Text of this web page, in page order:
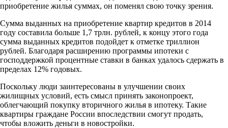
приобретение жилья суммах, он поменял свою точку зрения.
Сумма выданных на приобретение квартир кредитов в 2014
году составила больше 1,7 трлн. рублей, к концу этого года
сумма выданных кредитов подойдет к отметке триллион
рублей. Благодаря расширению программы ипотеки с
господдержкой процентные ставки в банках удалось сдержать в
пределах 12% годовых.
Поскольку люди заинтересованы в улучшении своих
жилищных условий, есть смысл принять законопроект,
облегчающий покупку вторичного жилья в ипотеку. Такие
квартиры граждане России впоследствии смогут продать,
чтобы вложить деньги в новостройки.